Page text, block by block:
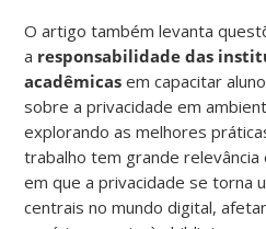
O artigo também levanta
a responsabilidade das
acadêmicas em capacitar
sobre a privacidade em
explorando as melhores
trabalho tem grande relevância
em que a privacidade se torna
centrais no mundo digital,